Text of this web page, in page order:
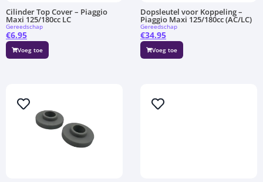
Cilinder Top Cover – Piaggio
Maxi 125/180cc LC
Gereedschap
Voeg toe
€6.95
Dopsleutel voor Koppeling –
Piaggio Maxi 125/180cc (AC/LC)
Gereedschap
Voeg toe
€34.95